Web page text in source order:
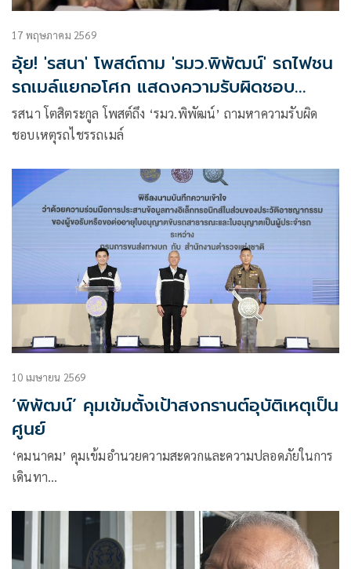
17 พฤษภาคม 2569
อุ้ย! 'รสนา' โพสต์ถาม 'รมว.พิพัฒน์' รถไฟชน
รถเมล์แยกอโศก แสดงความรับผิดชอบ
อย่างไร
รสนา โตสิตระกูล โพสต์ถึง ‘รมว.พิพัฒน์’ ถามหาความรับผิด
ชอบเหตุรถไชรรถเมล์
10 เมษายน 2569
‘พิพัฒน์’ คุมเข้มตั้งเป้าสงกรานต์อุบัติเหตุเป็น
ศูนย์
‘คมนาคม’ คุมเข้มอำนวยความสะดวกและความปลอดภัยในการ
เดินทา…